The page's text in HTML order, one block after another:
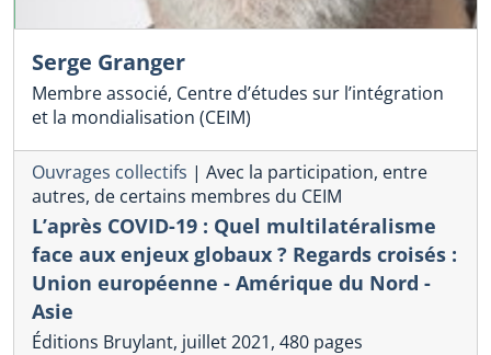
Serge Granger
Membre associé, Centre d’études sur l’intégration
et la mondialisation (CEIM)
Ouvrages collectifs | Avec la participation, entre
autres, de certains membres du CEIM
L’après COVID-19 : Quel multilatéralisme
face aux enjeux globaux ? Regards croisés :
Union européenne - Amérique du Nord -
Asie
Éditions Bruylant, juillet 2021, 480 pages